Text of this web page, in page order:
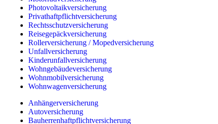
Photovoltaikversicherung
Privathaftpflichtversicherung
Rechtsschutzversicherung
Reisegepäckversicherung
Rollerversicherung / Mopedversicherung
Unfallversicherung
Kinderunfallversicherung
Wohngebäudeversicherung
Wohnmobilversicherung
Wohnwagenversicherung
Anhängerversicherung
Autoversicherung
Bauherrenhaftpflichtversicherung